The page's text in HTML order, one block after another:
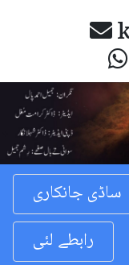
Previous
ساڈی جانکاری
رابطے لئی